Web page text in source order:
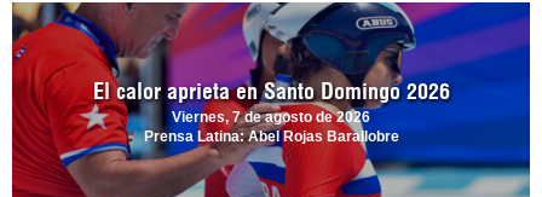
El calor aprieta en Santo Domingo 2026
Viernes, 7 de agosto de 2026
Prensa Latina: Abel Rojas Barallobre